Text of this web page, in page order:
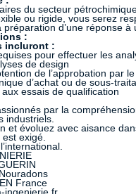
du secteur
ou rigide, vous serez
d’une réponse à
:
incluront :
pour effectuer les
de design
de l’approbation par
d’achat ou de sous-
essais de qualification
par la
industriels.
et évoluez avec aisance
est exigé.
France